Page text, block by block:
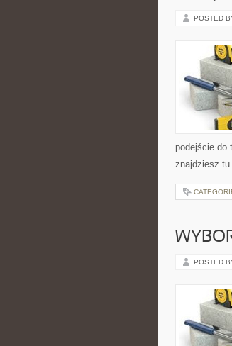
POSTED
podejście do
znajdziesz
POSTED